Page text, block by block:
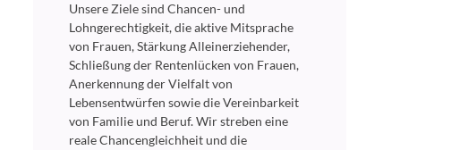
Unsere Ziele sind Chancen- und
Lohngerechtigkeit, die aktive Mitsprache
von Frauen, Stärkung Alleinerziehender,
Schließung der Rentenlücken von Frauen,
Anerkennung der Vielfalt von
Lebensentwürfen sowie die Vereinbarkeit
von Familie und Beruf. Wir streben eine
reale Chancengleichheit und die